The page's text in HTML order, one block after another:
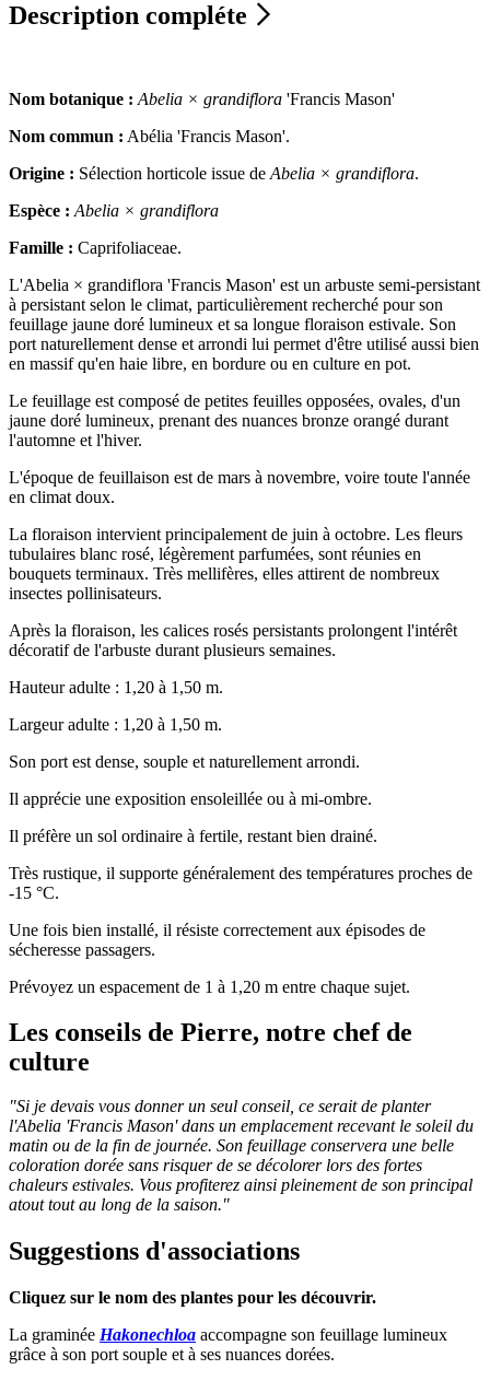
Description compléte
Nom botanique : Abelia × grandiflora 'Francis Mason'
Nom commun : Abélia 'Francis Mason'.
Origine : Sélection horticole issue de Abelia × grandiflora.
Espèce : Abelia × grandiflora
Famille : Caprifoliaceae.
L'Abelia × grandiflora 'Francis Mason' est un arbuste semi-persistant
à persistant selon le climat, particulièrement recherché pour son
feuillage jaune doré lumineux et sa longue floraison estivale. Son
port naturellement dense et arrondi lui permet d'être utilisé aussi bien
en massif qu'en haie libre, en bordure ou en culture en pot.
Le feuillage est composé de petites feuilles opposées, ovales, d'un
jaune doré lumineux, prenant des nuances bronze orangé durant
l'automne et l'hiver.
L'époque de feuillaison est de mars à novembre, voire toute l'année
en climat doux.
La floraison intervient principalement de juin à octobre. Les fleurs
tubulaires blanc rosé, légèrement parfumées, sont réunies en
bouquets terminaux. Très mellifères, elles attirent de nombreux
insectes pollinisateurs.
Après la floraison, les calices rosés persistants prolongent l'intérêt
décoratif de l'arbuste durant plusieurs semaines.
Hauteur adulte : 1,20 à 1,50 m.
Largeur adulte : 1,20 à 1,50 m.
Son port est dense, souple et naturellement arrondi.
Il apprécie une exposition ensoleillée ou à mi-ombre.
Il préfère un sol ordinaire à fertile, restant bien drainé.
Très rustique, il supporte généralement des températures proches de
-15 °C.
Une fois bien installé, il résiste correctement aux épisodes de
sécheresse passagers.
Prévoyez un espacement de 1 à 1,20 m entre chaque sujet.
Les conseils de Pierre, notre chef de
culture
"Si je devais vous donner un seul conseil, ce serait de planter
l'Abelia 'Francis Mason' dans un emplacement recevant le soleil du
matin ou de la fin de journée. Son feuillage conservera une belle
coloration dorée sans risquer de se décolorer lors des fortes
chaleurs estivales. Vous profiterez ainsi pleinement de son principal
atout tout au long de la saison."
Suggestions d'associations
Cliquez sur le nom des plantes pour les découvrir.
La graminée Hakonechloa accompagne son feuillage lumineux
grâce à son port souple et à ses nuances dorées.